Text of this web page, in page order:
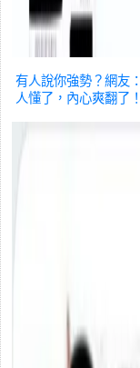
有人說你強勢？網友
人懂了，內心爽翻了！